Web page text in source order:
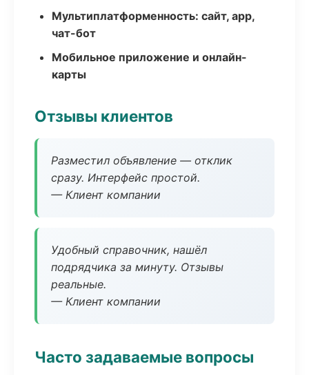
Мультиплатформенность: сайт, app,
чат-бот
Мобильное приложение и онлайн-
карты
Отзывы клиентов
Разместил объявление — отклик
сразу. Интерфейс простой.
— Клиент компании
Удобный справочник, нашёл
подрядчика за минуту. Отзывы
реальные.
— Клиент компании
Часто задаваемые вопросы